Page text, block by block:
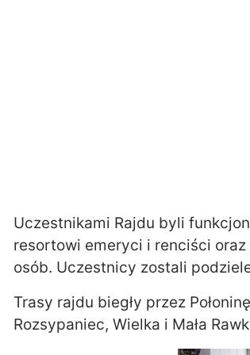
Uczestnikami Rajdu byli
resortowi emeryci i renciści oraz
osób. Uczestnicy zostali
Trasy rajdu biegły przez
Rozsypaniec, Wielka i Mała